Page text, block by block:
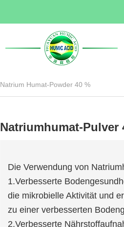
Natrium Humat-Powder 40 %
Natriumhumat-Pulver
Die Verwendung von
1.Verbesserte
die mikrobielle Aktivität und
zu einer verbesserten
2.Verbesserte